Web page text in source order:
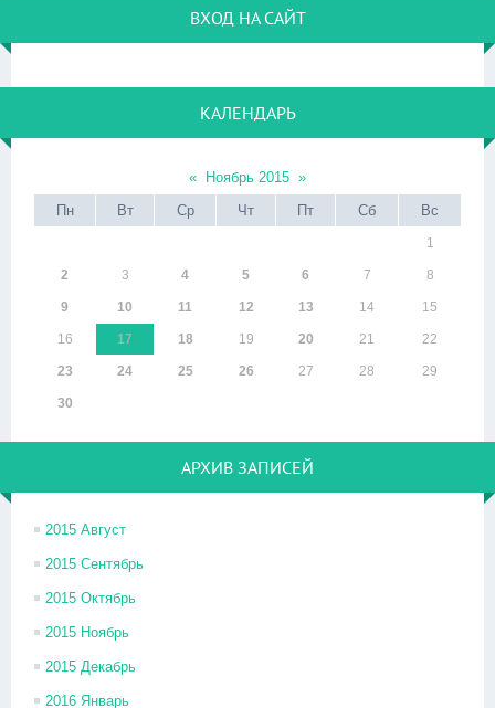
ВХОД НА САЙТ
КАЛЕНДАРЬ
« Ноябрь 2015 »
Пн
Вт Ср Чт Пт Сб Вс
1
2 3 4 5 6 7 8
9 10 11 12 13 14 15
16 17 18 19 20 21 22
23 24 25 26 27 28 29
30
АРХИВ ЗАПИСЕЙ
2015 Август
2015 Сентябрь
2015 Октябрь
2015 Ноябрь
2015 Декабрь
2016 Январь